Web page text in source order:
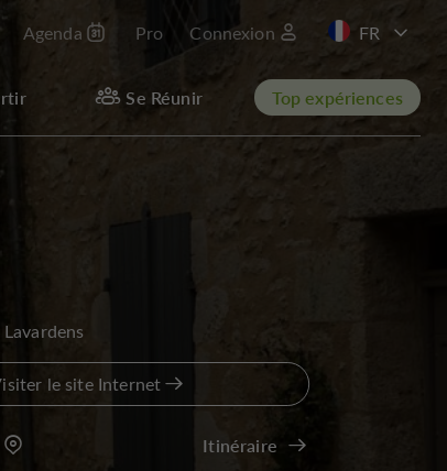
Agenda Pro Connexion
EN
Se Réunir Top expériences
le site Internet
Itinéraire